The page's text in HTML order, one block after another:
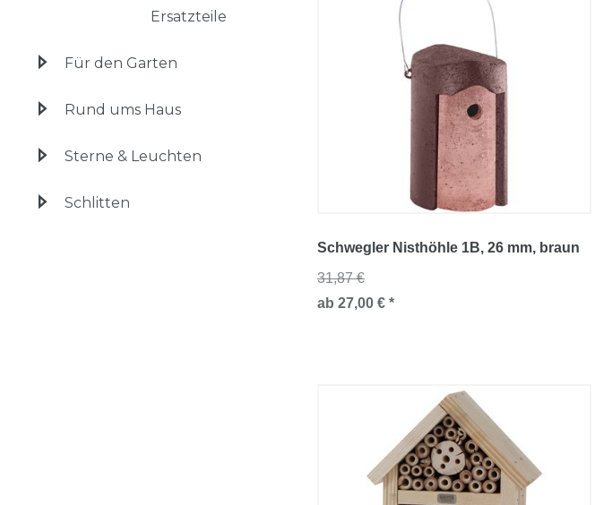
Ersatzteile
Für den Garten
Rund ums Haus
Sterne & Leuchten
Schlitten
Schwegler Nisthöhle 1B, 26 mm, braun
31,87 €
ab 27,00 € *